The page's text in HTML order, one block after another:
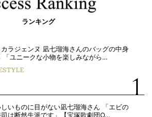
ランキング
カラジェンヌ 凪七瑠海さんのバッグの中身
「ユニークな小物を楽しみながら…
しいものに目がない凪七瑠海さん 「エビの
司は断然生派です」【宝塚歌劇団O…